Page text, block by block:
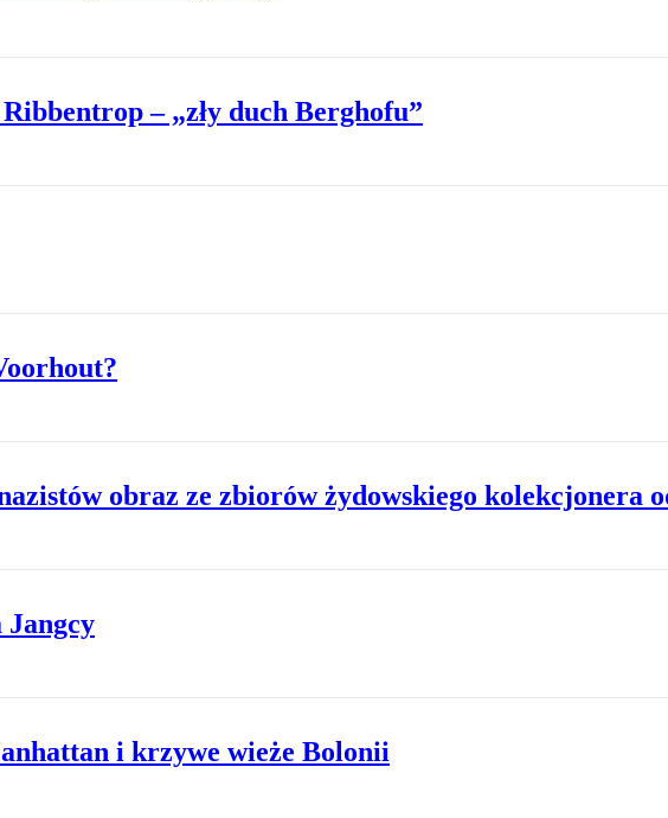
– „zły duch Berghofu”
obraz ze zbiorów żydowskiego kolekcjonera
Jangcy
i krzywe wieże Bolonii